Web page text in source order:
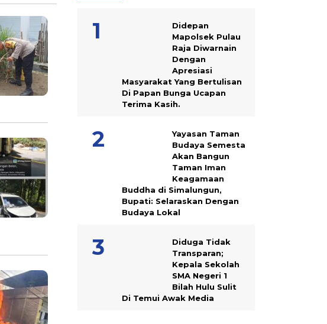
Didepan
Mapolsek Pulau
Raja Diwarnain
Dengan
Apresiasi
Masyarakat Yang Bertulisan
Di Papan Bunga Ucapan
Terima Kasih.
Yayasan Taman
Budaya Semesta
Akan Bangun
Taman Iman
Keagamaan
Buddha di Simalungun,
Bupati: Selaraskan Dengan
Budaya Lokal
Diduga Tidak
Transparan;
Kepala Sekolah
SMA Negeri 1
Bilah Hulu Sulit
Di Temui Awak Media